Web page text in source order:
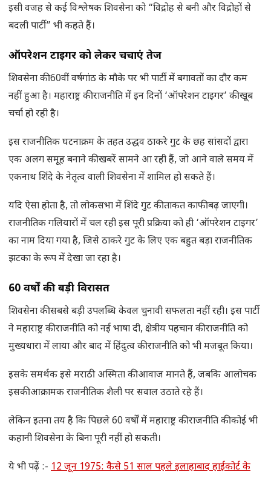
इसी वजह से कई विश्लेषक शिवसेना को “विद्रोह से बनी और विद्रोहों से
बदली पार्टी” भी कहते हैं।
ऑपरेशन टाइगर को लेकर चर्चाएं तेज
शिवसेना की 60वीं वर्षगांठ के मौके पर भी पार्टी में बगावतों का दौर कम
नहीं हुआ है। महाराष्ट्र की राजनीति में इन दिनों ‘ऑपरेशन टाइगर’ की खूब
चर्चा हो रही है।
इस राजनीतिक घटनाक्रम के तहत उद्धव ठाकरे गुट के छह सांसदों द्वारा
एक अलग समूह बनाने की खबरें सामने आ रही हैं, जो आने वाले समय में
एकनाथ शिंदे के नेतृत्व वाली शिवसेना में शामिल हो सकते हैं।
यदि ऐसा होता है, तो लोकसभा में शिंदे गुट की ताकत काफी बढ़ जाएगी।
राजनीतिक गलियारों में चल रही इस पूरी प्रक्रिया को ही ‘ऑपरेशन टाइगर’
का नाम दिया गया है, जिसे ठाकरे गुट के लिए एक बहुत बड़ा राजनीतिक
झटका के रूप में देखा जा रहा है।
60 वर्षों की बड़ी विरासत
शिवसेना की सबसे बड़ी उपलब्धि केवल चुनावी सफलता नहीं रही। इस पार्टी
ने महाराष्ट्र की राजनीति को नई भाषा दी, क्षेत्रीय पहचान की राजनीति को
मुख्यधारा में लाया और बाद में हिंदुत्व की राजनीति को भी मजबूत किया।
इसके समर्थक इसे मराठी अस्मिता की आवाज मानते हैं, जबकि आलोचक
इसकी आक्रामक राजनीतिक शैली पर सवाल उठाते रहे हैं।
लेकिन इतना तय है कि पिछले 60 वर्षों में महाराष्ट्र की राजनीति की कोई भी
कहानी शिवसेना के बिना पूरी नहीं हो सकती।
ये भी पढ़ें :- 12 जून 1975: कैसे 51 साल पहले इलाहाबाद हाईकोर्ट के